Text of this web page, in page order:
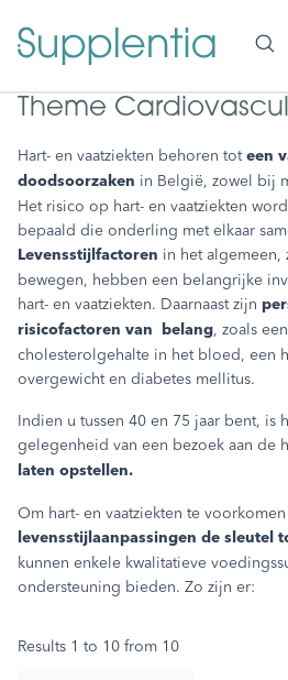
content
Theme
Hart- en vaatziekten behoren toteen
doodsoorzaken in België, zowel bij
Het risico op hart- en vaatziekten
bepaald die onderling met elkaar
Levensstijlfactoren in het algemeen,
bewegen, hebben een belangrijke
hart- en vaatziekten. Daarnaast zijn
risicofactoren van belang, zoals
cholesterolgehalte in het bloed, een
overgewicht en diabetes mellitus.
Indien u tussen 40 en 75 jaar bent, is
gelegenheid van een bezoek aan de
laten opstellen.
Om hart- en vaatziekten te
levensstijlaanpassingen de sleutel
kunnen enkele kwalitatieve
ondersteuning bieden. Zo zijn er:
Results 1 to 10 from 10